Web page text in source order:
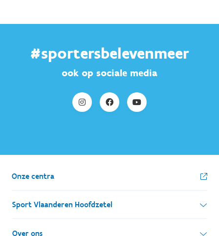
#sportersbelevenmeer
ook op sociale media
Onze centra
Sport Vlaanderen Hoofdzetel
Simon Bolivarlaan 17
Over ons